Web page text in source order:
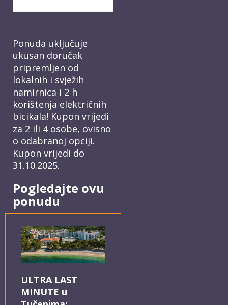
Ponuda uključuje
ukusan doručak
pripremljen od
lokalnih i svježih
namirnica i 2 h
korištenja električnih
bicikala! Kupon vrijedi
za 2 ili 4 osobe, ovisno
o odabranoj opciji.
Kupon vrijedi do
31.10.2025.
Pogledajte ovu
ponudu
ULTRA LAST
MINUTE u